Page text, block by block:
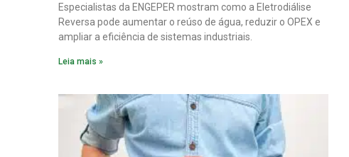
Especialistas da ENGEPER mostram como a Eletrodiálise
Reversa pode aumentar o reúso de água, reduzir o OPEX e
ampliar a eficiência de sistemas industriais.
Leia mais »